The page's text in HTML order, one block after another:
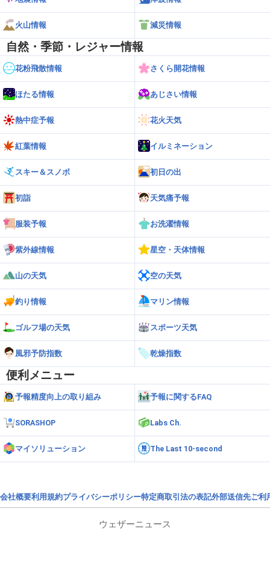
火山情報 減災情報
自然・季節・レジャー情報
花粉飛散情報 さくら開花情報
ほたる情報 あじさい情報
熱中症予報 花火天気
紅葉情報 イルミネーション
スキー＆スノボ 初日の出
初詣 天気痛予報
服装予報 お洗濯情報
紫外線情報 星空・天体情報
山の天気 空の天気
釣り情報 マリン情報
ゴルフ場の天気 スポーツ天気
風邪予防指数 乾燥指数
便利メニュー
予報精度向上の取り組み 予報に関するFAQ
SORASHOP Labs Ch.
マイソリューション The Last 10-second
会社概要利用規約プライバシーポリシー特定商取引法の表記外部送信先ご利
ウェザーニュース